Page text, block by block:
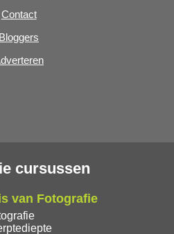
Contact
Bloggers
cursussen
van Fotografie